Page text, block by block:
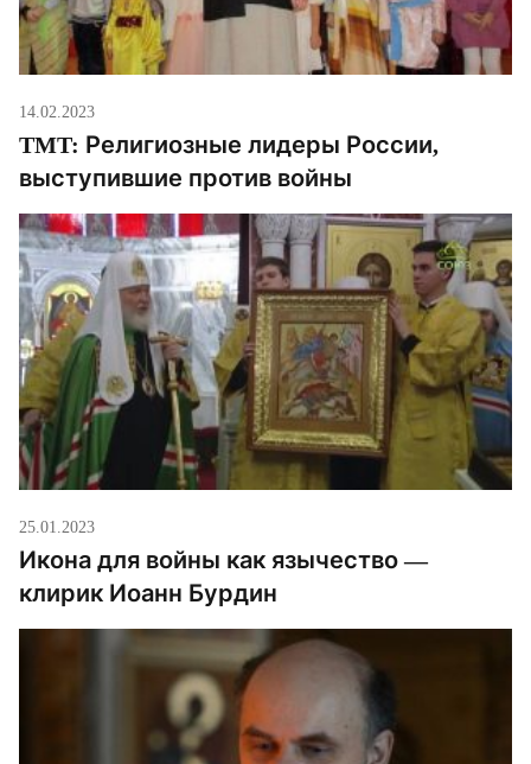
14.02.2023
TMT: Религиозные лидеры России,
выступившие против войны
25.01.2023
Икона для войны как язычество —
клирик Иоанн Бурдин